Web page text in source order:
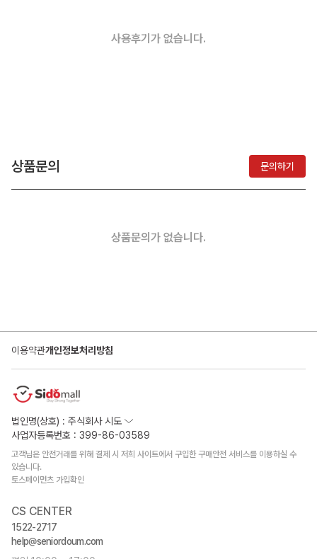
사용후기가 없습니다.
상품문의 문의하기
상품문의가 없습니다.
이용약관개인정보처리방침
법인명(상호) : 주식회사 시도
사업자등록번호 : 399-86-03589
고객님은 안전거래를 위해 결제 시 저희 사이트에서 구입한 구매안전 서비스를 이용하실 수
있습니다.
토스페이먼츠 가입확인
CS CENTER
1522-2717
help@seniordoum.com